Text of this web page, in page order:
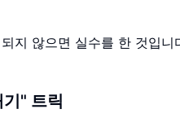
지 않으면 실수를 한 것입
" 트릭